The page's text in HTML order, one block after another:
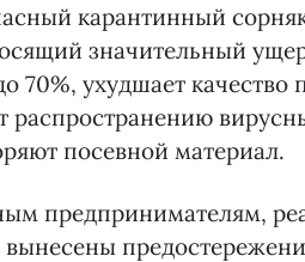
карантинный
значительный
70%, ухудшает
распространению
посевной материал.
предпринимателям,
вынесены